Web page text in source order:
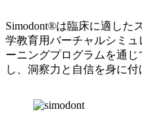
Simodont®は臨床に適した
学教育用バーチャルシミ
ーニングプログラムを通
し、洞察力と自信を身に付